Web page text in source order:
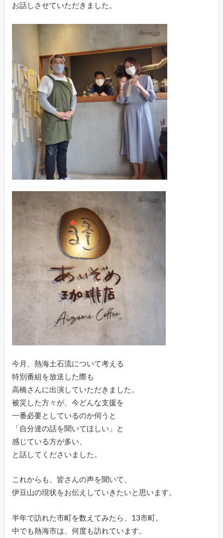
お話しさせていただきました。
今月、熱海土石流について考える
特別番組を放送した際も
高橋さんに出演していただきました。
被災した方々が、今どんな支援を
一番必要としているのか伺うと
「自分達の話を聞いてほしい」と
感じている方が多い、
と話してくださいました。
これからも、皆さんの声を聞いて、
伊豆山の現状をお伝えしていきたいと思います。
半年で訪れた市町を数えてみたら、13市町。
中でも熱海市は、何度も訪れています。